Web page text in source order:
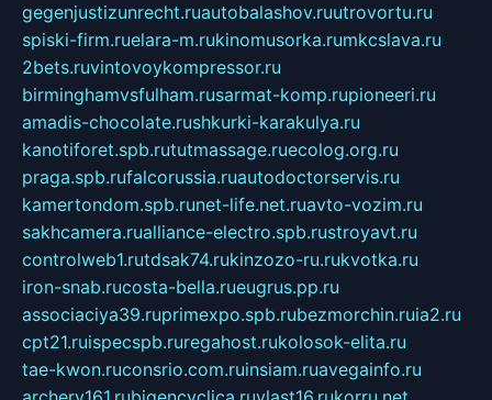
gegenjustizunrecht.ruautobalashov.ruutrovortu.ru
spiski-firm.ruelara-m.rukinomusorka.rumkcslava.ru
2bets.ruvintovoykompressor.ru
birminghamvsfulham.rusarmat-komp.rupioneeri.ru
amadis-chocolate.rushkurki-karakulya.ru
kanotiforet.spb.rututmassage.ruecolog.org.ru
praga.spb.rufalcorussia.ruautodoctorservis.ru
kamertondom.spb.runet-life.net.ruavto-vozim.ru
sakhcamera.rualliance-electro.spb.rustroyavt.ru
controlweb1.rutdsak74.rukinzozo-ru.rukvotka.ru
iron-snab.rucosta-bella.rueugrus.pp.ru
associaciya39.ruprimexpo.spb.rubezmorchin.ruia2.ru
cpt21.ruispecspb.ruregahost.rukolosok-elita.ru
tae-kwon.ruconsrio.com.ruinsiam.ruavegainfo.ru